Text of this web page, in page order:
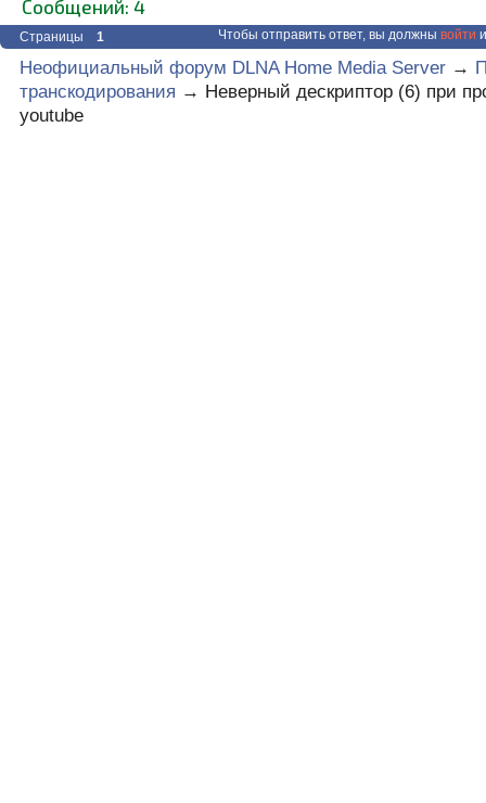
Сообщений: 4
Страницы 1 Чтобы отправить ответ, вы должны войти
Неофициальный форум DLNA Home Media Server →
транскодирования → Неверный дескриптор (6) при
youtube